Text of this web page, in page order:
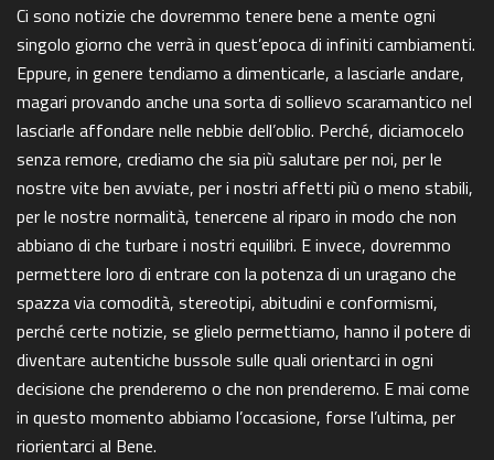
Ci sono notizie che dovremmo tenere bene a mente ogni
singolo giorno che verrà in quest’epoca di infiniti cambiamenti.
Eppure, in genere tendiamo a dimenticarle, a lasciarle andare,
magari provando anche una sorta di sollievo scaramantico nel
lasciarle affondare nelle nebbie dell’oblio. Perché, diciamocelo
senza remore, crediamo che sia più salutare per noi, per le
nostre vite ben avviate, per i nostri affetti più o meno stabili,
per le nostre normalità, tenercene al riparo in modo che non
abbiano di che turbare i nostri equilibri. E invece, dovremmo
permettere loro di entrare con la potenza di un uragano che
spazza via comodità, stereotipi, abitudini e conformismi,
perché certe notizie, se glielo permettiamo, hanno il potere di
diventare autentiche bussole sulle quali orientarci in ogni
decisione che prenderemo o che non prenderemo. E mai come
in questo momento abbiamo l’occasione, forse l’ultima, per
riorientarci al Bene.